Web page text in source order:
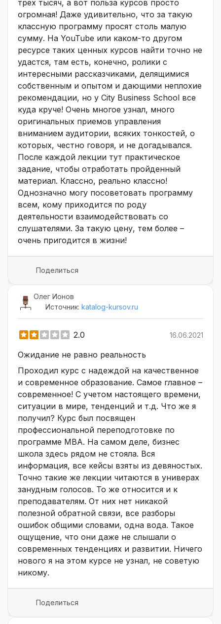
трех тысяч, а вот польза курсов просто
огромная! Даже удивительно, что за такую
классную программу просят столь малую
сумму. На YouTube или каком-то другом
ресурсе таких ценных курсов найти точно не
удастся, там есть, конечно, ролики с
интересными рассказчиками, делящимися
собственным и опытом и дающими неплохие
рекомендации, но у City Business School все
куда круче! Очень многое узнал, много
оригинальных приемов управления
вниманием аудитории, всяких тонкостей, о
которых, честно говоря, и не догадывался.
После каждой лекции тут практическое
задание, чтобы отработать пройденный
материал. Классно, реально классно!
Однозначно могу посоветовать программу
всем, кому приходится по роду
деятельности взаимодействовать со
слушателями. За такую цену, тем более –
очень пригодится в жизни!
Поделиться
Олег Ионов
Источник: katalog-kursov.ru
2.0 16.06.2021
Ожидание не равно реальность
Проходил курс с надеждой на качественное
и современное образование. Самое главное –
современное! С учетом настоящего времени,
ситуации в мире, тенденций и т.д. Что же я
получил? Курс был посвящен
профессиональной переподготовке по
программе MBA. На самом деле, бизнес
школа здесь рядом не стояла. Вся
информация, все кейсы взяты из девяностых.
Точно такие же лекции читаются в универах
занудным голосов. То же относится и к
преподавателям. От них нет никакой
полезной обратной связи, все разборы
ошибок общими словами, одна вода. Такое
ощущение, что они даже не слышали о
современных тенденциях и развитии. Ничего
нового я на этом курсе не узнал, не советую
никому.
Поделиться